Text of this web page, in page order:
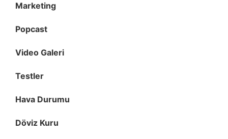
Marketing
Popcast
Video Galeri
Testler
Hava Durumu
Döviz Kuru